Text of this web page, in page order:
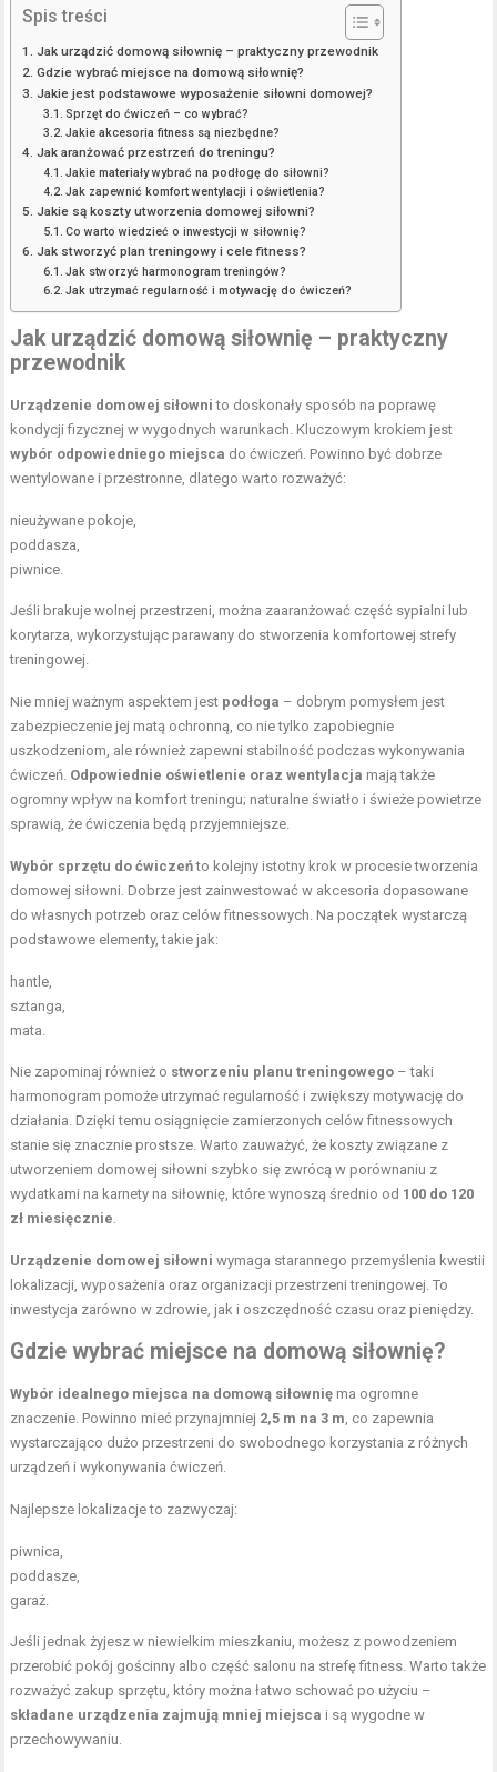
Spis treści
Jak urządzić domową siłownię – praktyczny przewodnik
Gdzie wybrać miejsce na domową siłownię?
Jakie jest podstawowe wyposażenie siłowni domowej?
Sprzęt do ćwiczeń – co wybrać?
Jakie akcesoria fitness są niezbędne?
Jak aranżować przestrzeń do treningu?
Jakie materiały wybrać na podłogę do siłowni?
Jak zapewnić komfort wentylacji i oświetlenia?
Jakie są koszty utworzenia domowej siłowni?
Co warto wiedzieć o inwestycji w siłownię?
Jak stworzyć plan treningowy i cele fitness?
Jak stworzyć harmonogram treningów?
Jak utrzymać regularność i motywację do ćwiczeń?
Jak urządzić domową siłownię – praktyczny
przewodnik
Urządzenie domowej siłowni to doskonały sposób na poprawę
kondycji fizycznej w wygodnych warunkach. Kluczowym krokiem jest
wybór odpowiedniego miejsca do ćwiczeń. Powinno być dobrze
wentylowane i przestronne, dlatego warto rozważyć:
nieużywane pokoje,
poddasza,
piwnice.
Jeśli brakuje wolnej przestrzeni, można zaaranżować część sypialni lub
korytarza, wykorzystując parawany do stworzenia komfortowej strefy
treningowej.
Nie mniej ważnym aspektem jest podłoga – dobrym pomysłem jest
zabezpieczenie jej matą ochronną, co nie tylko zapobiegnie
uszkodzeniom, ale również zapewni stabilność podczas wykonywania
ćwiczeń. Odpowiednie oświetlenie oraz wentylacja mają także
ogromny wpływ na komfort treningu; naturalne światło i świeże powietrze
sprawią, że ćwiczenia będą przyjemniejsze.
Wybór sprzętu do ćwiczeńto kolejny istotny krok w procesie tworzenia
domowej siłowni. Dobrze jest zainwestować w akcesoria dopasowane
do własnych potrzeb oraz celów fitnessowych. Na początek wystarczą
podstawowe elementy, takie jak:
hantle,
sztanga,
mata.
Nie zapominaj również o stworzeniu planu treningowego – taki
harmonogram pomoże utrzymać regularność i zwiększy motywację do
działania. Dzięki temu osiągnięcie zamierzonych celów fitnessowych
stanie się znacznie prostsze. Warto zauważyć, że koszty związane z
utworzeniem domowej siłowni szybko się zwrócą w porównaniu z
wydatkami na karnety na siłownię, które wynoszą średnio od 100 do 120
zł miesięcznie.
Urządzenie domowej siłowni wymaga starannego przemyślenia kwestii
lokalizacji, wyposażenia oraz organizacji przestrzeni treningowej. To
inwestycja zarówno w zdrowie, jak i oszczędność czasu oraz pieniędzy.
Gdzie wybrać miejsce na domową siłownię?
Wybór idealnego miejsca na domową siłownię ma ogromne
znaczenie. Powinno mieć przynajmniej 2,5 m na 3 m, co zapewnia
wystarczająco dużo przestrzeni do swobodnego korzystania z różnych
urządzeń i wykonywania ćwiczeń.
Najlepsze lokalizacje to zazwyczaj:
piwnica,
poddasze,
garaż.
Jeśli jednak żyjesz w niewielkim mieszkaniu, możesz z powodzeniem
przerobić pokój gościnny albo część salonu na strefę fitness. Warto także
rozważyć zakup sprzętu, który można łatwo schować po użyciu –
składane urządzenia zajmują mniej miejsca i są wygodne w
przechowywaniu.